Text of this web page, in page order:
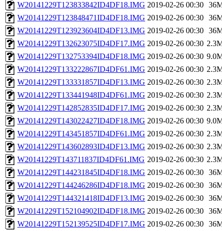
W20141229T123833842ID4DF18.IMG 2019-02-26 00:30
W20141229T123848471ID4DF18.IMG 2019-02-26 00:30
W20141229T123923604ID4DF13.IMG 2019-02-26 00:30
W20141229T132623075ID4DF17.IMG 2019-02-26 00:30
W20141229T132753394ID4DF18.IMG 2019-02-26 00:30
W20141229T133222867ID4DF61.IMG 2019-02-26 00:30
W20141229T133331857ID4DF13.IMG 2019-02-26 00:30
W20141229T133441948ID4DF61.IMG 2019-02-26 00:30
W20141229T142852835ID4DF17.IMG 2019-02-26 00:30
W20141229T143022427ID4DF18.IMG 2019-02-26 00:30
W20141229T143451857ID4DF61.IMG 2019-02-26 00:30
W20141229T143602893ID4DF13.IMG 2019-02-26 00:30
W20141229T143711837ID4DF61.IMG 2019-02-26 00:30
W20141229T144231845ID4DF18.IMG 2019-02-26 00:30
W20141229T144246286ID4DF18.IMG 2019-02-26 00:30
W20141229T144321418ID4DF13.IMG 2019-02-26 00:30
W20141229T152104902ID4DF18.IMG 2019-02-26 00:30
W20141229T152139525ID4DF17.IMG 2019-02-26 00:30